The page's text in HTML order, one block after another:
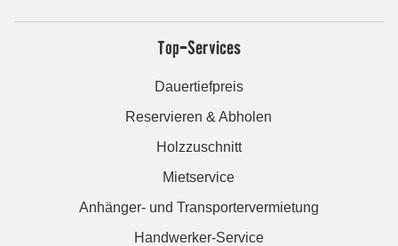
Top-Services
Dauertiefpreis
Reservieren & Abholen
Holzzuschnitt
Mietservice
Anhänger- und Transportervermietung
Handwerker-Service